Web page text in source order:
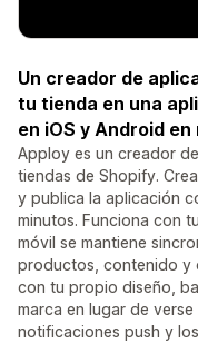
Un creador de
tu tienda en una
en iOS y Android en
Apploy es un creador
tiendas de Shopify.
y publica la aplicación
minutos. Funciona con
móvil se mantiene
productos, contenido y
con tu propio diseño,
marca en lugar de
notificaciones push y